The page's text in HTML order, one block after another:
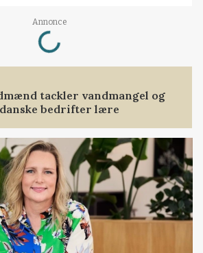
Annonce
Loading...
tackler vandmangel og
bedrifter lære